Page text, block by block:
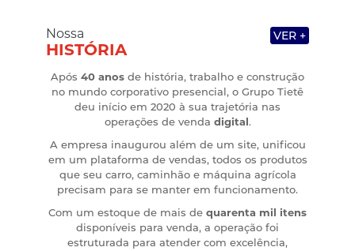
Nossa
HISTÓRIA
VER +
Após 40 anos de história, trabalho e construção
no mundo corporativo presencial, o Grupo Tietê
deu início em 2020 à sua trajetória nas
operações de venda digital.
A empresa inaugurou além de um site, unificou
em um plataforma de vendas, todos os produtos
que seu carro, caminhão e máquina agrícola
precisam para se manter em funcionamento.
Com um estoque de mais de quarenta mil itens
disponíveis para venda, a operação foi
estruturada para atender com excelência,